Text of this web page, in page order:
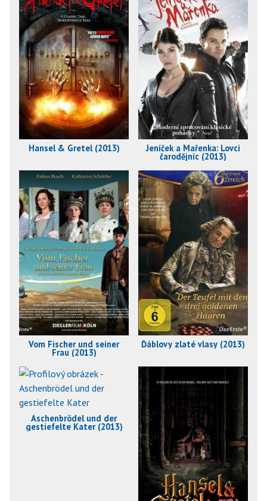
Hansel & Gretel (2013) Jeníček a Mařenka: Lovci
čarodějnic (2013)
Vom Fischer und seiner
Frau (2013)
Ďáblovy zlaté vlasy (2013)
Aschenbrödel und der
gestiefelte Kater (2013)